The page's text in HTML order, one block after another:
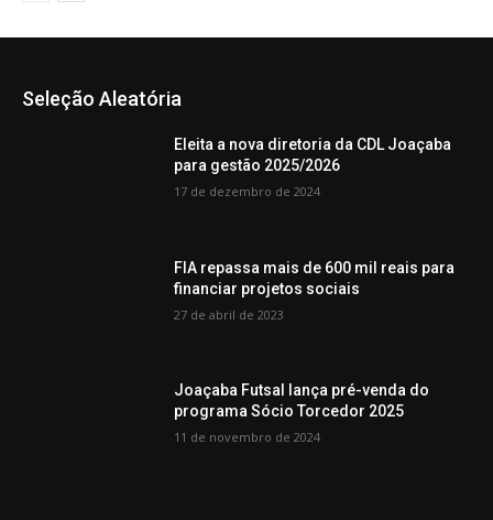
Seleção Aleatória
Eleita a nova diretoria da CDL Joaçaba
para gestão 2025/2026
17 de dezembro de 2024
FIA repassa mais de 600 mil reais para
financiar projetos sociais
27 de abril de 2023
Joaçaba Futsal lança pré-venda do
programa Sócio Torcedor 2025
11 de novembro de 2024